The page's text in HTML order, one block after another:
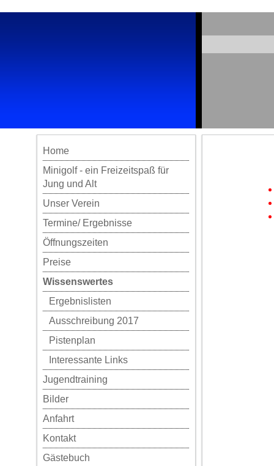
Home
Minigolf - ein Freizeitspaß für
Jung und Alt
Unser Verein
Termine/ Ergebnisse
Öffnungszeiten
Preise
Wissenswertes
Ergebnislisten
Ausschreibung 2017
Pistenplan
Interessante Links
Jugendtraining
Bilder
Anfahrt
Kontakt
Gästebuch